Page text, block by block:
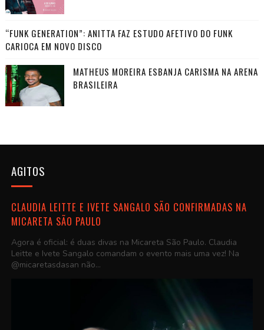
“FUNK GENERATION”: ANITTA FAZ ESTUDO AFETIVO DO FUNK
CARIOCA EM NOVO DISCO
MATHEUS MOREIRA ESBANJA CARISMA NA ARENA
BRASILEIRA
AGITOS
CLAUDIA LEITTE E IVETE SANGALO SÃO CONFIRMADAS NA
MICARETA SÃO PAULO
Agora é oficial: é duas divas na Micareta São Paulo. Claudia
Leitte e Ivete Sangalo comandam o evento mais uma vez! Na
@micaretasdasan não...